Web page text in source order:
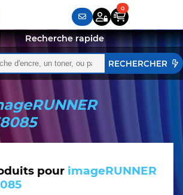
de l'auto-complétion sont
Recherche rapide
pour imageRUNNER